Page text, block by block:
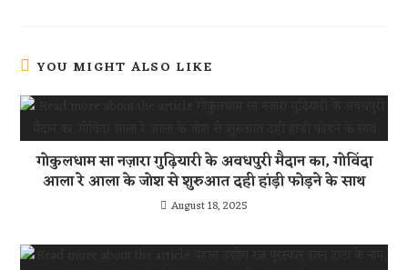
YOU MIGHT ALSO LIKE
गोकुलधाम सा नज़ारा गुढ़ियारी के अवधपुरी मैदान का, गोविंदा
आला रे आला के जोश से शुरुआत दही हांड़ी फोड़ने के साथ
August 18, 2025